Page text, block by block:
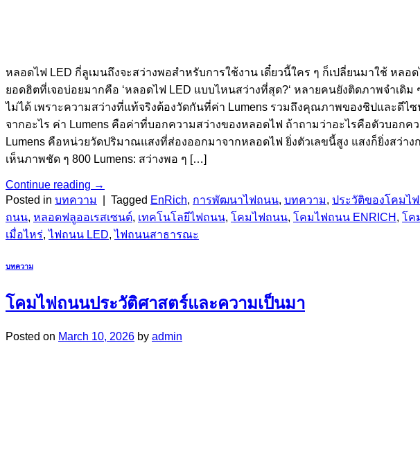
หลอดไฟ LED กี่ลูเมนถึงจะสว่างพอสำหรับการใช้งาน เดี๋ยวนี้ใคร ๆ ก็เปลี่ยนมาใช้ หล
ยอดฮิตที่เจอบ่อยมากคือ ‘หลอดไฟ LED แบบไหนสว่างที่สุด?‘ หลายคนยังติดภาพจำเดิม
ไม่ได้ เพราะความสว่างที่แท้จริงต้องวัดกันที่ค่า Lumens รวมถึงคุณภาพของชิปและดี
จากอะไร ค่า Lumens คือค่าที่บอกความสว่างของหลอดไฟ ถ้าถามว่าอะไรคือตัวบอกค
Lumens คือหน่วยวัดปริมาณแสงที่ส่องออกมาจากหลอดไฟ ยิ่งตัวเลขนี้สูง แสงก็ยิ่งสว่า
เห็นภาพชัด ๆ 800 Lumens: สว่างพอ ๆ […]
Continue reading →
Posted in บทความ Tagged EnRich, การพัฒนาไฟถนน, บทความ, ประวัติของโคมไ
ถนน, หลอดฟลูออเรสเซนต์, เทคโนโลยีไฟถนน, โคมไฟถนน, โคมไฟถนน ENRICH , โค
เมื่อไหร่,ไฟถนน LED,ไฟถนนสาธารณะ
บทความ
โคมไฟถนนประวัติศาสตร์และความเป็นมา
Posted on March 10, 2026 by admin